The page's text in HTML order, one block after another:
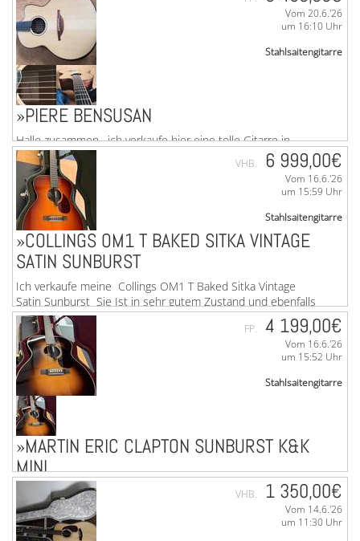
verleiht dieser Gitarre im ...mehr
Vom 20.6.'26
um 16:10 Uhr
Stahlsaitengitarre
»PIERE BENSUSAN
Hallo zusammen, ich verkaufe hier eine tolle Gitarre in
Mintcondition. Diese Gitarre ist leider kaum gespielt. Sollte
aber nicht länger bei mir nur im ...mehr
VHB. 6 999,00€
Vom 16.6.'26
um 15:59 Uhr
Stahlsaitengitarre
»COLLINGS OM1 T BAKED SITKA VINTAGE
SATIN SUNBURST
Ich verkaufe meine Collings OM1 T Baked Sitka Vintage
Satin Sunburst Sie Ist in sehr gutem Zustand und ebenfalls
hier bebildert zu finden. ...mehr
FP. 4 199,00€
Vom 16.6.'26
um 15:52 Uhr
Stahlsaitengitarre
»MARTIN ERIC CLAPTON SUNBURST K&K
MINI
Hallo zusammen, Ich verkaufe meine sehr gepflegte Martin
EC Sunburst inklusive K&K Mini Tonabnehmer Bei einer D42
Modern Deluxe kann ich mir auch einen ...mehr
VHB. 1 350,00€
Vom 14.6.'26
um 11:30 Uhr